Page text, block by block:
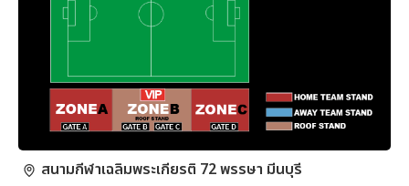
สนามกีฬาเฉลิมพระเกียรติ 72 พรรษา มีนบุรี